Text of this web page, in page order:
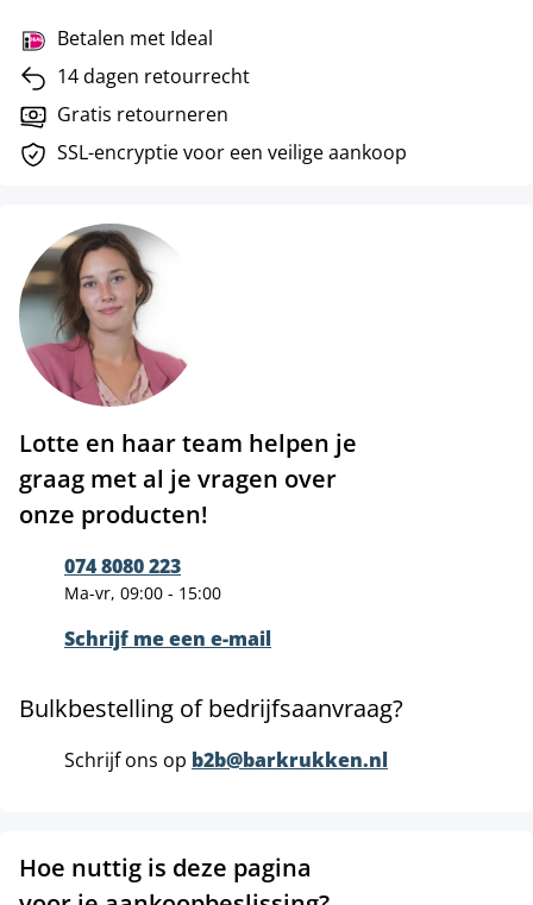
Betalen met Ideal
14 dagen retourrecht
Gratis retourneren
SSL-encryptie voor een veilige aankoop
Lotte en haar team helpen je
graag met al je vragen over
onze producten!
074 8080 223
Ma-vr, 09:00 - 15:00
Schrijf me een e-mail
Bulkbestelling of bedrijfsaanvraag?
Schrijf ons op b2b@barkrukken.nl
Hoe nuttig is deze pagina